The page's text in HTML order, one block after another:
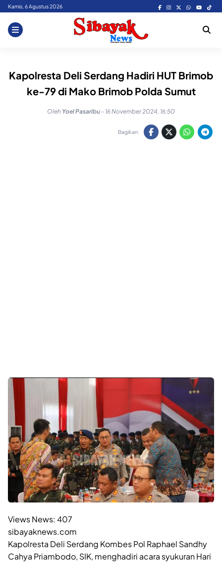
Skip
content
Kamis, 6 Agustus 2026
Kapolresta Deli Serdang Hadiri HUT Brimob
ke-79 di Mako Brimob Polda Sumut
Oleh Yoel Pasaribu - 16 November 2024, 16:50
Bagikan:
Views News: 407
sibayaknews.com
Kapolresta Deli Serdang Kombes Pol Raphael Sandhy
Cahya Priambodo, SIK, menghadiri acara syukuran Hari